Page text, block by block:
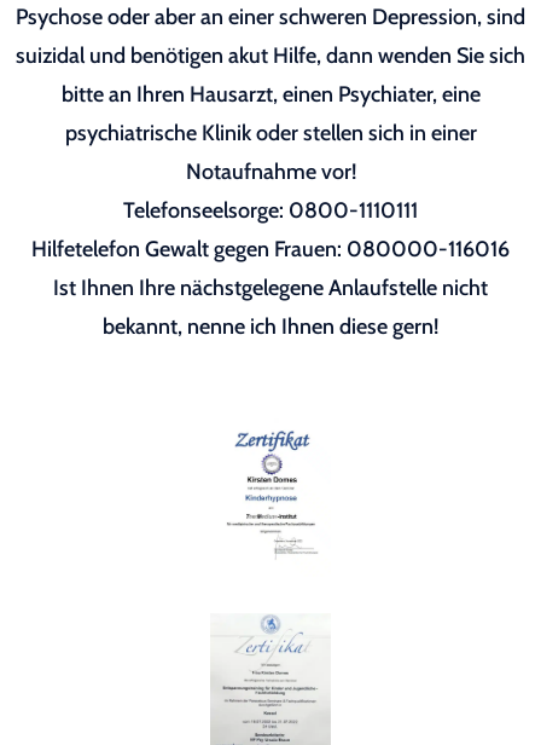
Psychose oder aber an einer schweren Depression, sind
suizidal und benötigen akut Hilfe, dann wenden Sie sich
bitte an Ihren Hausarzt, einen Psychiater, eine
psychiatrische Klinik oder stellen sich in einer
Notaufnahme vor!
Telefonseelsorge: 0800-1110111
Hilfetelefon Gewalt gegen Frauen: 080000-116016
Ist Ihnen Ihre nächstgelegene Anlaufstelle nicht
bekannt, nenne ich Ihnen diese gern!